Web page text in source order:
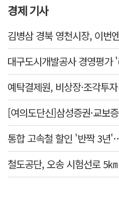
경제 기사
[여의도단신]삼성증권·교보
통합 고속철 할인 '반짝 3년